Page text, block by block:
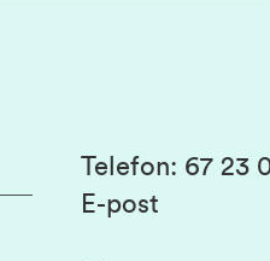
Telefon: 67 23
E-post